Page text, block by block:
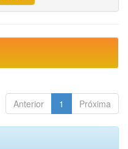
Anterior 1 Próxima